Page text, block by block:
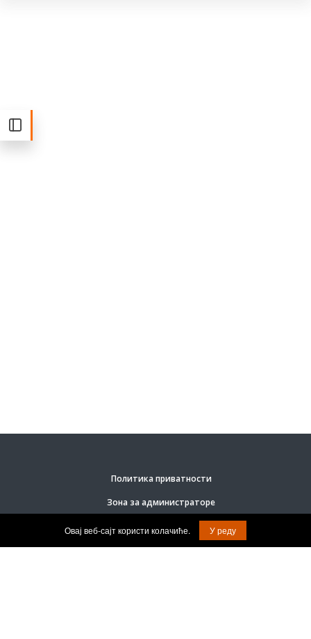
Политика приватности
Зона за администраторе
Овај веб-сајт користи колачиће. У реду